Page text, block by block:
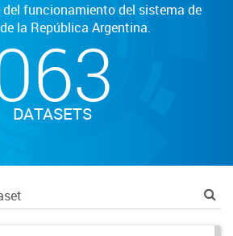
funcionamiento del sistema de
la República Argentina.
DATASETS